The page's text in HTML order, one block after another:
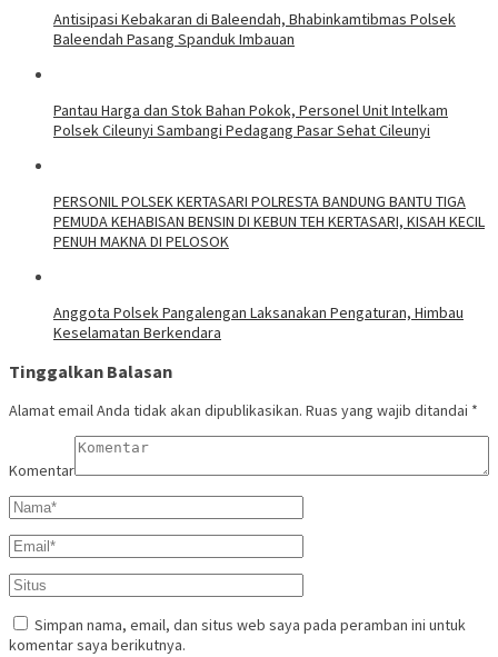
Antisipasi Kebakaran di Baleendah, Bhabinkamtibmas Polsek
Baleendah Pasang Spanduk Imbauan
Pantau Harga dan Stok Bahan Pokok, Personel Unit Intelkam
Polsek Cileunyi Sambangi Pedagang Pasar Sehat Cileunyi
PERSONIL POLSEK KERTASARI POLRESTA BANDUNG BANTU TIGA
PEMUDA KEHABISAN BENSIN DI KEBUN TEH KERTASARI, KISAH KECIL
PENUH MAKNA DI PELOSOK
Anggota Polsek Pangalengan Laksanakan Pengaturan, Himbau
Keselamatan Berkendara
Tinggalkan Balasan
Alamat email Anda tidak akan dipublikasikan. Ruas yang wajib ditandai *
Komentar
Simpan nama, email, dan situs web saya pada peramban ini untuk
komentar saya berikutnya.